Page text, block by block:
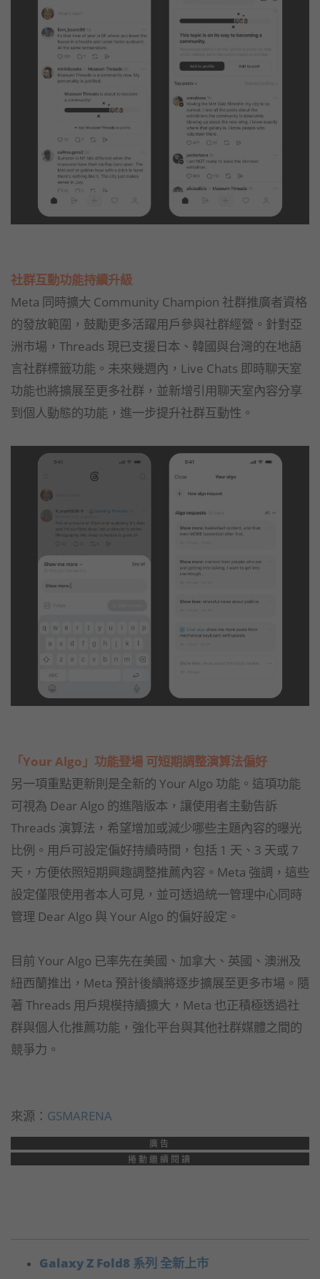
社群互動功能持續升級
Meta 同時擴大 Community Champion 社群推廣者資格
的發放範圍，鼓勵更多活躍用戶參與社群經營。針對亞
洲市場，Threads 現已支援日本、韓國與台灣的在地語
言社群標籤功能。未來幾週內，Live Chats 即時聊天室
功能也將擴展至更多社群，並新增引用聊天室內容分享
到個人動態的功能，進一步提升社群互動性。
「Your Algo」功能登場 可短期調整演算法偏好
另一項重點更新則是全新的 Your Algo 功能。這項功能
可視為 Dear Algo 的進階版本，讓使用者主動告訴
Threads 演算法，希望增加或減少哪些主題內容的曝光
比例。用戶可設定偏好持續時間，包括 1 天、3 天或 7
天，方便依照短期興趣調整推薦內容。Meta 強調，這些
設定僅限使用者本人可見，並可透過統一管理中心同時
管理 Dear Algo 與 Your Algo 的偏好設定。
目前 Your Algo 已率先在美國、加拿大、英國、澳洲及
紐西蘭推出，Meta 預計後續將逐步擴展至更多市場。隨
著 Threads 用戶規模持續擴大，Meta 也正積極透過社
群與個人化推薦功能，強化平台與其他社群媒體之間的
競爭力。
來源： GSMARENA
廣告
捲動繼續閱讀
Galaxy Z Fold8 系列 全新上市